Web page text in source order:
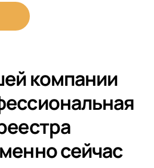
компании
сейчас